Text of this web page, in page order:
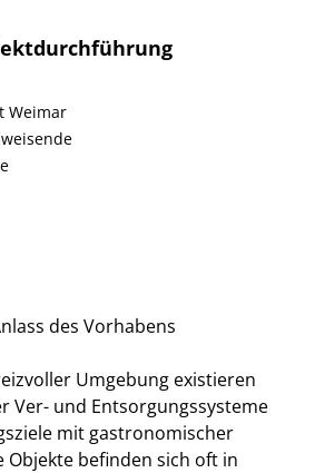
Weimar
des Vorhabens
Umgebung existieren
Ver- und Entsorgungssysteme
mit gastronomischer
Objekte befinden sich oft in